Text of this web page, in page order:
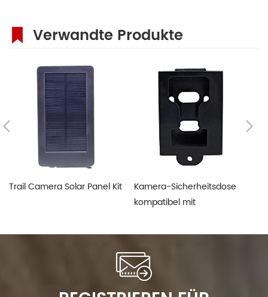
Verwandte Produkte
Trail Camera Solar Panel Kit
Kamera-Sicherheitsdose
kompatibel mit